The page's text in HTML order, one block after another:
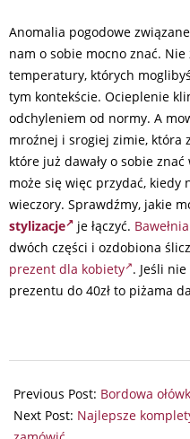
Anomalia pogodowe
nam o sobie mocno znać. Nie
temperatury, których
tym kontekście. Ocieplenie
odchyleniem od normy. A
mroźnej i srogiej zimie, która
które już dawały o sobie
może się więc przydać, kiedy
wieczory. Sprawdźmy, jakie
stylizacje
je łączyć.
dwóch części i ozdobiona
prezent dla kobiety . Jeśli
prezentu do 40zł to piżama
07-
25
Previous Post: Bordowa
Next Post: Najlepsze